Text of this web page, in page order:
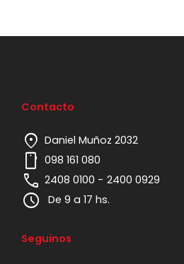
Contacto
location_on Daniel Muñoz 2032
mobile 098 161 080
phone 2408 0100 - 2400 0929
schedule De 9 a 17 hs.
Seguinos